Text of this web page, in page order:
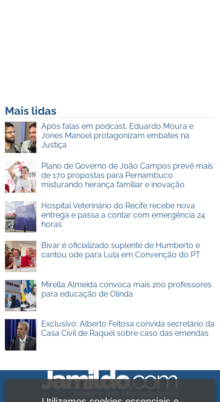
Mais lidas
Após falas em podcast, Eduardo Moura e
Jones Manoel protagonizam embates na
Justiça
Plano de Governo de João Campos prevê mais
de 170 propostas para Pernambuco
misturando herança familiar e inovação
Hospital Veterinário do Recife recebe nova
entrega e passa a contar com emergência 24
horas
Bivar é oficializado suplente de Humberto e
cantou ode para Lula em Convenção do PT
Mirella Almeida convoca mais 200 professores
para educação de Olinda
Exclusivo: Alberto Feitosa convida secretário da
Casa Civil de Raquel sobre caso das emendas